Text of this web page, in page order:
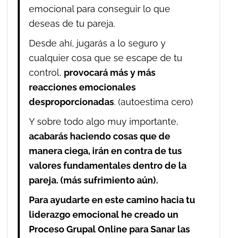
emocional para conseguir lo que
deseas de tu pareja.
Desde ahí, jugarás a lo seguro y
cualquier cosa que se escape de tu
control, provocará más y más
reacciones emocionales
desproporcionadas. (autoestima cero)
Y sobre todo algo muy importante,
acabarás haciendo cosas que de
manera ciega, irán en contra de tus
valores fundamentales dentro de la
pareja. (más sufrimiento aún).
Para ayudarte en este camino hacia tu
liderazgo emocional he creado un
Proceso Grupal Online para Sanar las